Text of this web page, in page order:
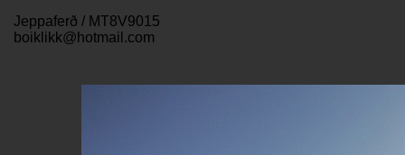
Jeppaferð / MT8V9015
boiklikk@hotmail.com